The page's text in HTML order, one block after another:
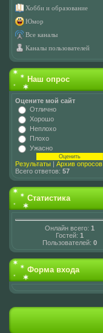
Хобби и образование
Юмор
Все каналы
Каналы пользователей
Наш опрос
Оцените мой сайт
Отлично
Хорошо
Неплохо
Плохо
Ужасно
Результаты | Архив опросов
Всего ответов: 57
Статистика
Онлайн всего: 1
Гостей: 1
Пользователей: 0
Форма входа